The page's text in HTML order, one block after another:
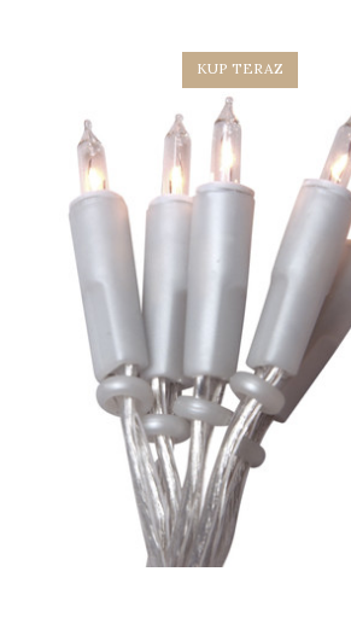
KUP TERAZ